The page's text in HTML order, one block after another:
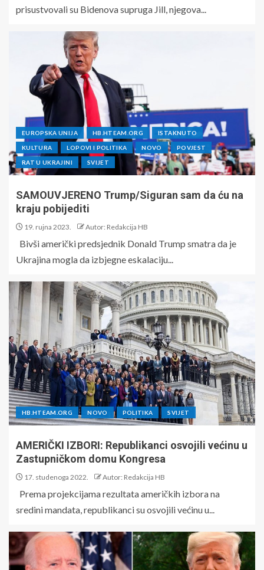
prisustvovali su Bidenova supruga Jill, njegova...
EUROPSKA UNIJA HB.HTEAM.ORG ISTAKNUTO
KULTURA LOPOVI I POLITIKA NOVO POVJEST
RAT U UKRAJINI SVIJET
SAMOUVJERENO Trump/Siguran sam da ću na
kraju pobijediti
19. rujna 2023. Autor: Redakcija HB
Bivši američki predsjednik Donald Trump smatra da je
Ukrajina mogla da izbjegne eskalaciju...
HB.HTEAM.ORG NOVO POLITIKA SVIJET
AMERIČKI IZBORI: Republikanci osvojili većinu u
Zastupničkom domu Kongresa
17. studenoga 2022. Autor: Redakcija HB
Prema projekcijama rezultata američkih izbora na
sredini mandata, republikanci su osvojili većinu u...